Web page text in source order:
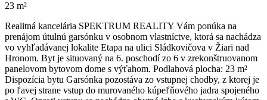
23 m²
Realitná kancelária SPEKTRUM REALITY Vám ponúka na
prenájom útulnú garsónku v osobnom vlastníctve, ktorá sa nachádza
vo vyhľadávanej lokalite Etapa na ulici Sládkovičova v Žiari nad
Hronom. Byt je situovaný na 6. poschodí zo 6 v zrekonštruovanom
panelovom bytovom dome s výťahom. Podlahová plocha: 23 m²
Dispozícia bytu Garsónka pozostáva zo vstupnej chodby, z ktorej je
po ľavej strane vstup do murovaného kúpeľňového jadra spojeného